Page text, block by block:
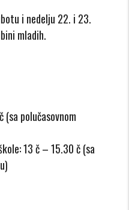
i nedelju 22. i 23.
mladih.
polučasovnom
13 č – 15.30 č (sa